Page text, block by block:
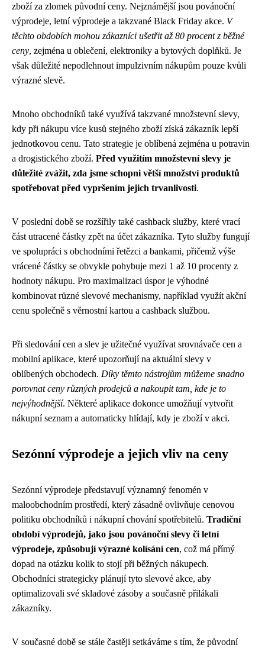
zboží za zlomek původní ceny. Nejznámější jsou povánoční
výprodeje, letní výprodeje a takzvané Black Friday akce. V
těchto obdobích mohou zákazníci ušetřit až 80 procent z běžné
ceny, zejména u oblečení, elektroniky a bytových doplňků. Je
však důležité nepodlehnout impulzivním nákupům pouze kvůli
výrazné slevě.
Mnoho obchodníků také využívá takzvané množstevní slevy,
kdy při nákupu více kusů stejného zboží získá zákazník lepší
jednotkovou cenu. Tato strategie je oblíbená zejména u potravin
a drogistického zboží. Před využitím množstevní slevy je
důležité zvážit, zda jsme schopni větší množství produktů
spotřebovat před vypršením jejich trvanlivosti.
V poslední době se rozšířily také cashback služby, které vrací
část utracené částky zpět na účet zákazníka. Tyto služby fungují
ve spolupráci s obchodními řetězci a bankami, přičemž výše
vrácené částky se obvykle pohybuje mezi 1 až 10 procenty z
hodnoty nákupu. Pro maximalizaci úspor je výhodné
kombinovat různé slevové mechanismy, například využít akční
cenu společně s věrnostní kartou a cashback službou.
Při sledování cen a slev je užitečné využívat srovnávače cen a
mobilní aplikace, které upozorňují na aktuální slevy v
oblíbených obchodech. Díky těmto nástrojům můžeme snadno
porovnat ceny různých prodejců a nakoupit tam, kde je to
nejvýhodnější. Některé aplikace dokonce umožňují vytvořit
nákupní seznam a automaticky hlídají, kdy je zboží v akci.
Sezónní výprodeje a jejich vliv na ceny
Sezónní výprodeje představují významný fenomén v
maloobchodním prostředí, který zásadně ovlivňuje cenovou
politiku obchodníků i nákupní chování spotřebitelů. Tradiční
období výprodejů, jako jsou povánoční slevy či letní
výprodeje, způsobují výrazné kolísání cen, což má přímý
dopad na otázku kolik to stojí při běžných nákupech.
Obchodníci strategicky plánují tyto slevové akce, aby
optimalizovali své skladové zásoby a současně přilákali
zákazníky.
V současné době se stále častěji setkáváme s tím, že původní